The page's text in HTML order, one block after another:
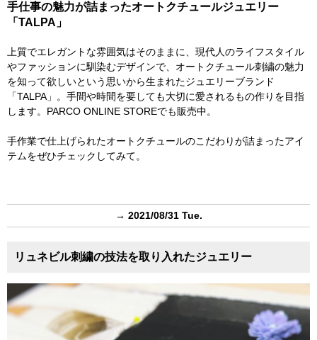
手仕事の魅力が詰まったオートクチュールジュエリー
「TALPA」
上質でエレガントな雰囲気はそのままに、現代人のライフスタイル
やファッションに馴染むデザインで、オートクチュール刺繍の魅力
を知って欲しいという思いから生まれたジュエリーブランド
「TALPA」。手間や時間を要しても大切に愛されるもの作りを目指
します。PARCO ONLINE STOREでも販売中。
手作業で仕上げられたオートクチュールのこだわりが詰まったアイ
テムをぜひチェックしてみて。
→ 2021/08/31 Tue.
リュネビル刺繍の技法を取り入れたジュエリー